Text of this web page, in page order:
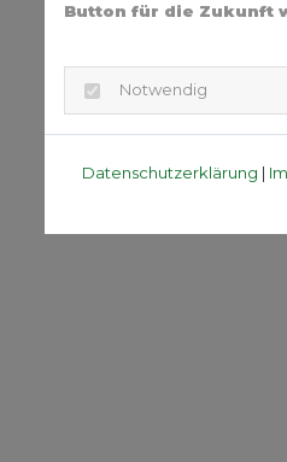
Button für die Zukunft
Notwendig
Datenschutzerklärung |